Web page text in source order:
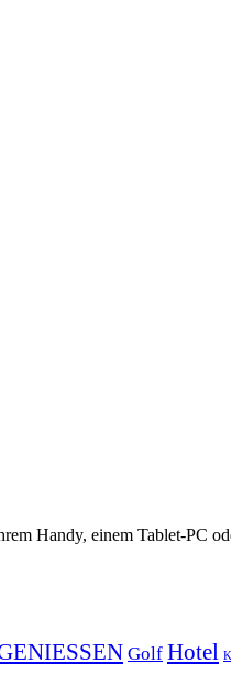
Handy, einem Tablet-PC
Golf Hotel